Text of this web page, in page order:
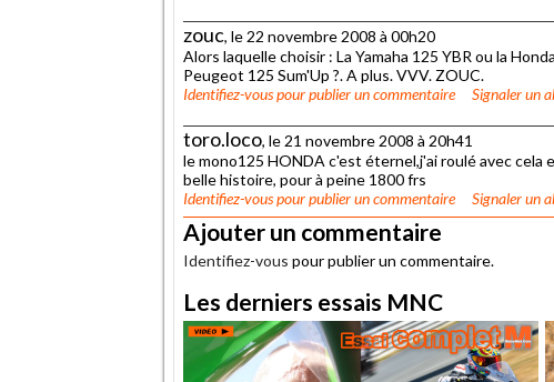
zouc, le 22 novembre 2008 à 00h20
Alors laquelle choisir : La Yamaha 125 YBR ou la
Peugeot 125 Sum'Up ?. A plus. VVV. ZOUC.
Identifiez-vouspour publier un commentaire Signaler un
toro.loco, le 21 novembre 2008 à 20h41
le mono125 HONDA c'est éternel,j'ai roulé avec cela
belle histoire, pour à peine 1800 frs
Identifiez-vouspour publier un commentaire Signaler un
Ajouter un commentaire
Identifiez-vous pour publier un commentaire.
Les derniers essais MNC